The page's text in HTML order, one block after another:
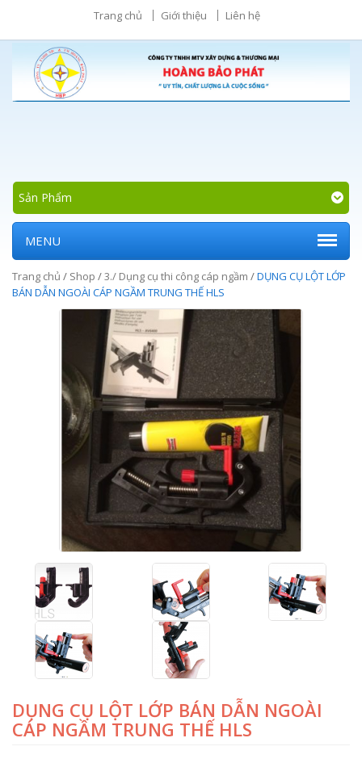
Trang chủ Giới thiệu Liên hệ
Sản Phẩm
MENU
Trang chủ / Shop /3./ Dụng cụ thi công cáp ngầm /DỤNG CỤ LỘT LỚP
BÁN DẪN NGOÀI CÁP NGẦM TRUNG THẾ HLS
DỤNG CỤ LỘT LỚP BÁN DẪN NGOÀI
CÁP NGẦM TRUNG THẾ HLS